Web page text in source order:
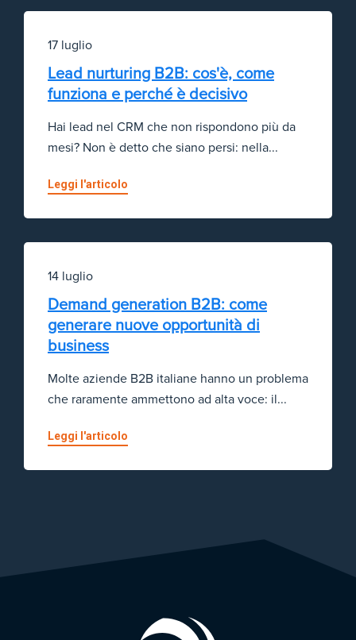
17 luglio
Lead nurturing B2B: cos'è, come
funziona e perché è decisivo
Hai lead nel CRM che non rispondono più da
mesi? Non è detto che siano persi: nella...
Leggi l'articolo
14 luglio
Demand generation B2B: come
generare nuove opportunità di
business
Molte aziende B2B italiane hanno un problema
che raramente ammettono ad alta voce: il...
Leggi l'articolo